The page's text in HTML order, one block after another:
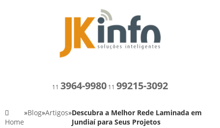
11 3964-9980 11 99215-3092
Home
»Blog»Artigos»Descubra a Melhor Rede Laminada em
Jundiaí para Seus Projetos